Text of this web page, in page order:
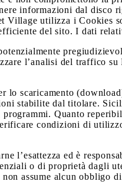
informazioni dal
utilizza i Cookies
del sito. I dati
l’analisi del traffico
scaricamento
stabilite dal titolare.
Quanto
condizioni di
l’esattezza ed è
o di proprietà dagli
assume alcun